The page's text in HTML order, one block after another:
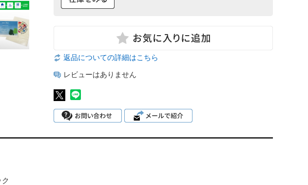
返品についての詳細はこちら
レビューはありません